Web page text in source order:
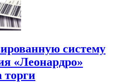
систему
«Леонардро»
торги